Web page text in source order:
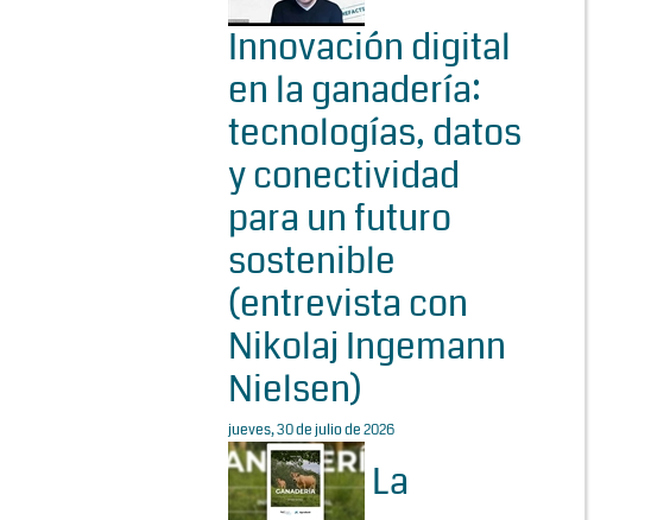
Innovación digital
en la ganadería:
tecnologías, datos
y conectividad
para un futuro
sostenible
(entrevista con
Nikolaj Ingemann
Nielsen)
jueves, 30 de julio de 2026
La